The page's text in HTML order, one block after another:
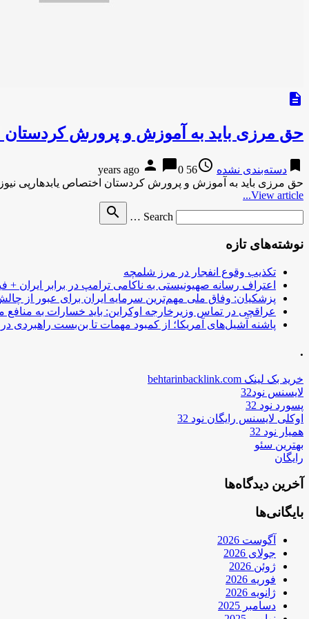
description
حق مرزی باید به آموزش و پرورش کردستان
bookmark دسته‌بندی نشده access_time
56 years ago
person chat_bubble0
حق مرزی باید به آموزش و پرورش کردستان اختصاص یابدهارپی
View article...
Search …
search
نوشته‌های تازه
تکذیب وقوع انفجار در مرز شلمچه
اعتراف رسانه صهیونیستی به ناکامی ترامپ در برابر ایران +
پزشکیان: وفاق ملی مهم‌ترین سرمایه ایران برای عبور از
عراقچی در تماس وزیرخارجه اوکراین: باید خسارات به منافع
پاشنه آشیل‌های آمریکا؛ از کمبود مهمات تا بن‌بست راهبردی در
.
خرید بک لینک behtarinbacklink.com
لایسنس نود32
پسورد نود 32
اوکلی لایسنس رایگان نود 32
همیار نود 32
بهترین سئو
رایگان
آخرین دیدگاه‌ها
بایگانی‌ها
آگوست 2026
جولای 2026
ژوئن 2026
فوریه 2026
ژانویه 2026
دسامبر 2025